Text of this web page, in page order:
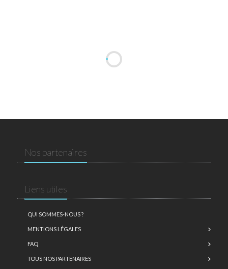
Nos partenaires
Liens utiles
QUI SOMMES-NOUS ?
MENTIONS LÉGALES
FAQ
TOUS NOS PARTENAIRES